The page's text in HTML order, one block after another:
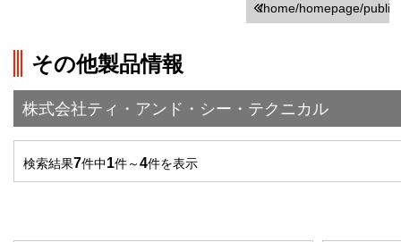
/home/homepage/
その他製品情報
株式会社ティ・アンド・シー・テクニカル
検索結果7件中1件～4件を表示